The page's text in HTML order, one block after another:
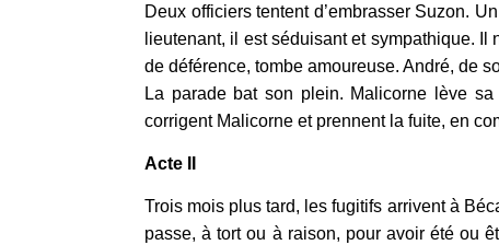
Deux officiers tentent d’embrasser Suzon.
lieutenant, il est séduisant et sympathique.
de déférence, tombe amoureuse. André, de
La parade bat son plein. Malicorne lève
corrigent Malicorne et prennent la fuite, en
Acte II
Trois mois plus tard, les fugitifs arrivent à
passe, à tort ou à raison, pour avoir été ou